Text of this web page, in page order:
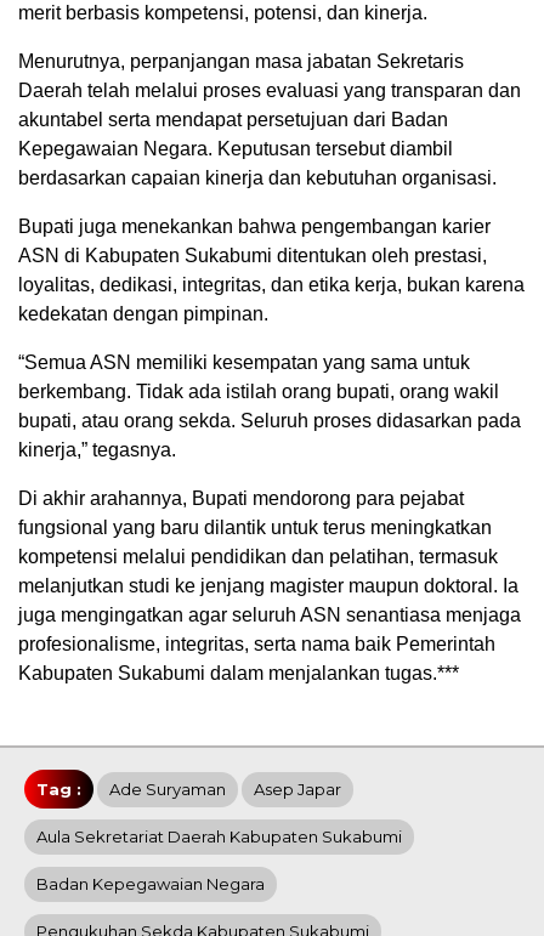
merit berbasis kompetensi, potensi, dan kinerja.
Menurutnya, perpanjangan masa jabatan Sekretaris
Daerah telah melalui proses evaluasi yang transparan dan
akuntabel serta mendapat persetujuan dari Badan
Kepegawaian Negara. Keputusan tersebut diambil
berdasarkan capaian kinerja dan kebutuhan organisasi.
Bupati juga menekankan bahwa pengembangan karier
ASN di Kabupaten Sukabumi ditentukan oleh prestasi,
loyalitas, dedikasi, integritas, dan etika kerja, bukan karena
kedekatan dengan pimpinan.
“Semua ASN memiliki kesempatan yang sama untuk
berkembang. Tidak ada istilah orang bupati, orang wakil
bupati, atau orang sekda. Seluruh proses didasarkan pada
kinerja,” tegasnya.
Di akhir arahannya, Bupati mendorong para pejabat
fungsional yang baru dilantik untuk terus meningkatkan
kompetensi melalui pendidikan dan pelatihan, termasuk
melanjutkan studi ke jenjang magister maupun doktoral. Ia
juga mengingatkan agar seluruh ASN senantiasa menjaga
profesionalisme, integritas, serta nama baik Pemerintah
Kabupaten Sukabumi dalam menjalankan tugas.***
Tag : Ade Suryaman Asep Japar
Aula Sekretariat Daerah Kabupaten Sukabumi
Badan Kepegawaian Negara
Pengukuhan Sekda Kabupaten Sukabumi